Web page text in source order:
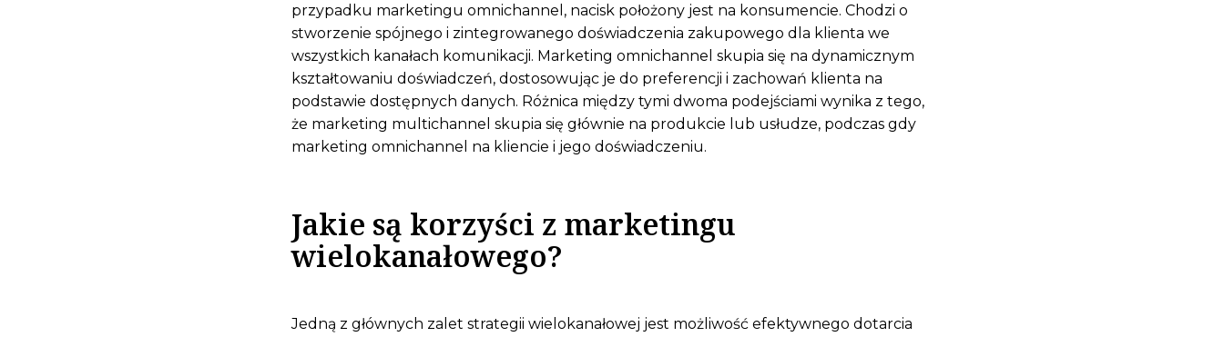
przypadku marketingu omnichannel, nacisk położony jest na konsumencie. Chodzi o
stworzenie spójnego i zintegrowanego doświadczenia zakupowego dla klienta we
wszystkich kanałach komunikacji. Marketing omnichannel skupia się na dynamicznym
kształtowaniu doświadczeń, dostosowując je do preferencji i zachowań klienta na
podstawie dostępnych danych. Różnica między tymi dwoma podejściami wynika z tego,
że marketing multichannel skupia się głównie na produkcie lub usłudze, podczas gdy
marketing omnichannel na kliencie i jego doświadczeniu.
Jakie są korzyści z marketingu
wielokanałowego?
Jedną z głównych zalet strategii wielokanałowej jest możliwość efektywnego dotarcia